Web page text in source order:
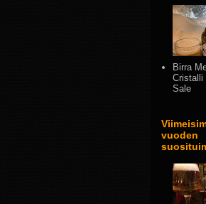
Birra
Cristalli
Sale
vuoden